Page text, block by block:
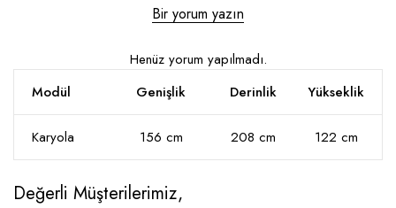
Bir yorum yazın
Henüz yorum yapılmadı.
Modül
Genişlik Derinlik Yükseklik
Karyola 156 cm 208 cm 122 cm
Değerli Müşterilerimiz,